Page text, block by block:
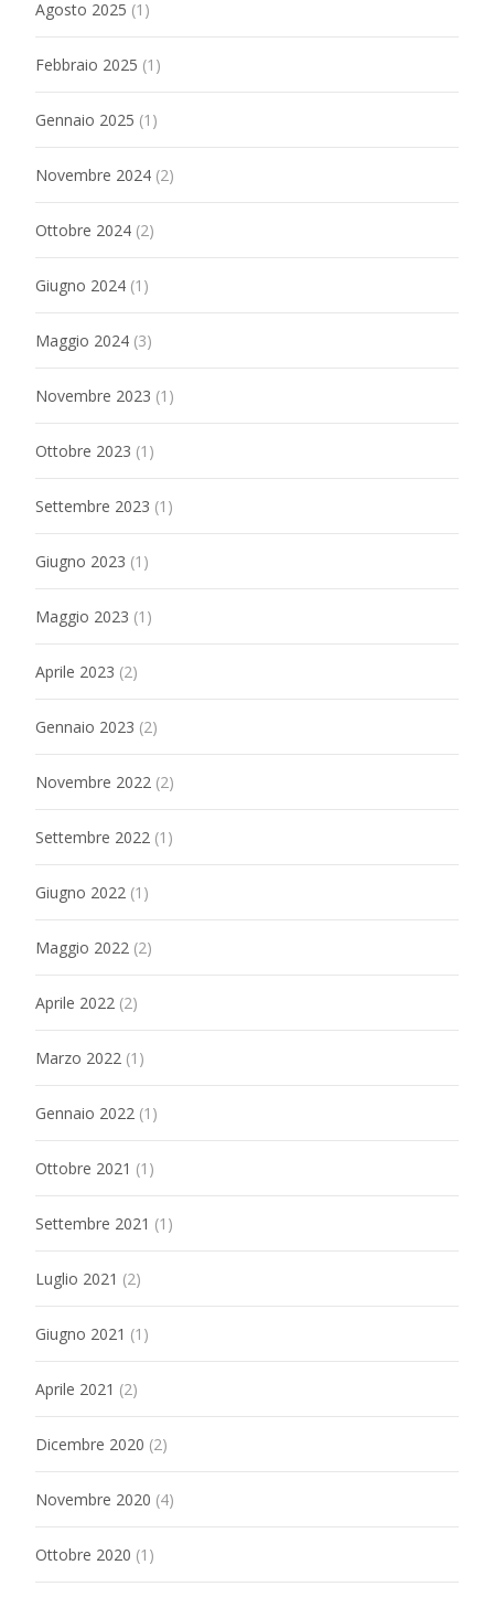
Agosto 2025 (1)
Febbraio 2025 (1)
Gennaio 2025 (1)
Novembre 2024 (2)
Ottobre 2024 (2)
Giugno 2024 (1)
Maggio 2024 (3)
Novembre 2023 (1)
Ottobre 2023 (1)
Settembre 2023 (1)
Giugno 2023 (1)
Maggio 2023 (1)
Aprile 2023 (2)
Gennaio 2023 (2)
Novembre 2022 (2)
Settembre 2022 (1)
Giugno 2022 (1)
Maggio 2022 (2)
Aprile 2022 (2)
Marzo 2022 (1)
Gennaio 2022 (1)
Ottobre 2021 (1)
Settembre 2021 (1)
Luglio 2021 (2)
Giugno 2021 (1)
Aprile 2021 (2)
Dicembre 2020 (2)
Novembre 2020 (4)
Ottobre 2020 (1)